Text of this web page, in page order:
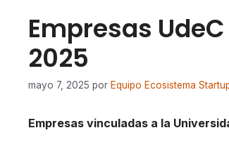
Empresas
2025
mayo 7, 2025 por Equipo Ecosistema
Empresas vinculadas a la